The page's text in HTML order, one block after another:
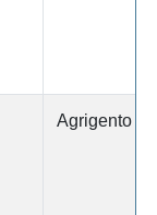
Agrigento